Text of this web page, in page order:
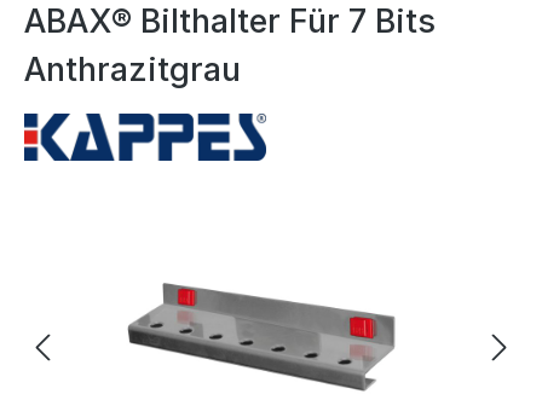
ABAX® Bilthalter Für 7 Bits
Anthrazitgrau